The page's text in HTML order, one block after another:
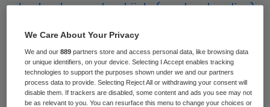
de stand van zaken bij de (verpleegkundige)
Nader
onderzoekbevestigde dat helaas. De
bevindingen van de heer Jan Vesseur, tot
voor kort werkzaam als inspecteur bij de
We Care About Your Privacy
We and our889 partners store and access personal data, like browsing data
or unique identifiers, on your device. Selecting I Accept enables tracking
technologies to support the purposes shown under we and our partners
process data to provide. Selecting Reject All or withdrawing your consent will
disable them. If trackers are disabled, some content and ads you see may not
be as relevant to you. You can resurface this menu to change your choices or